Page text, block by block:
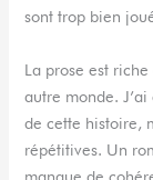
sont trop bien
La prose est
autre monde.
de cette histoire,
répétitives. Un
manque de